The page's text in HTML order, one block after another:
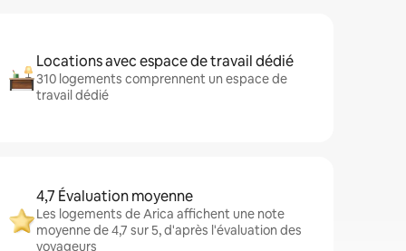
Locations avec espace de travail dédié
310 logements comprennent un espace de
travail dédié
4,7 Évaluation moyenne
Les logements de Arica affichent une note
moyenne de 4,7 sur 5, d'après l'évaluation des
voyageurs